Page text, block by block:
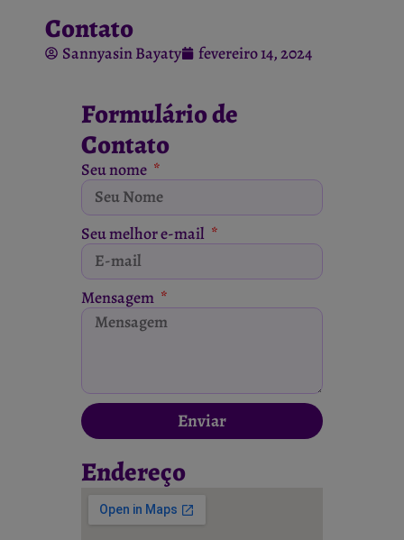
Contato
Sannyasin Bayaty fevereiro 14, 2024
Formulário de
Contato
Seu nome
Seu melhor e-mail
Mensagem
Enviar
Endereço